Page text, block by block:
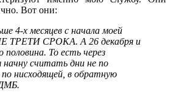
Вот они:
4-х месяцев с начала моей
ТРЕТИ СРОКА. А 26 декабря и
половина. То есть через
начну считать дни не по
нисходящей, в обратную